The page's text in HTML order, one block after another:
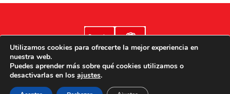
Aviso legal Poítica de cookies Política de privacidad
Utilizamos cookies para ofrecerte la mejor experiencia en
nuestra web.
Puedes aprender más sobre qué cookies utilizamos o
desactivarlas en los ajustes.